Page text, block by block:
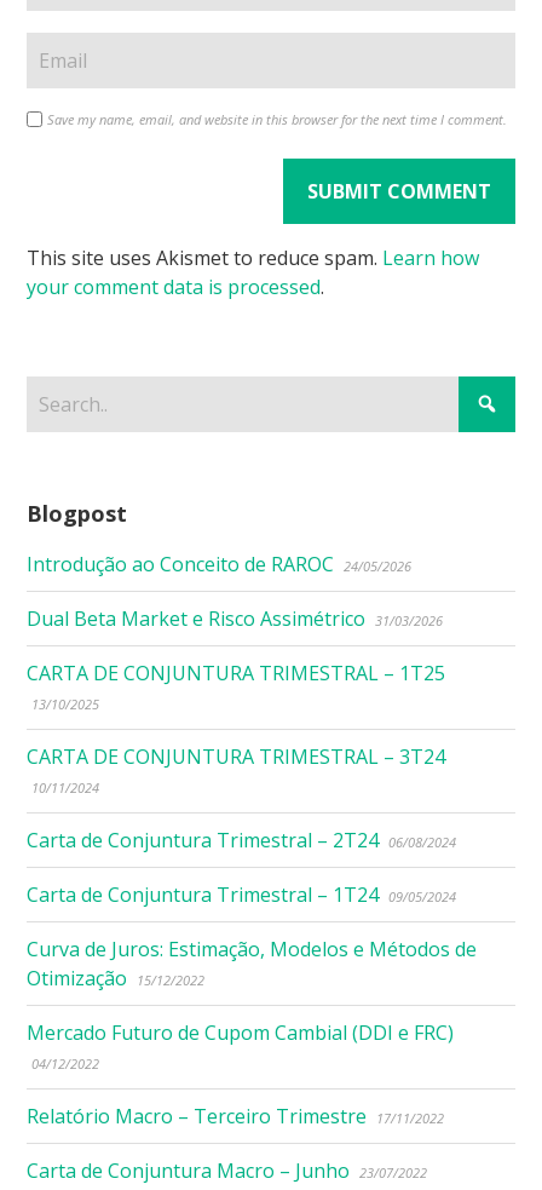
Save my name, email, and website in this browser for the next time I comment.
This site uses Akismet to reduce spam. Learn how
your comment data is processed.
Blogpost
Introdução ao Conceito de RAROC 24/05/2026
Dual Beta Market e Risco Assimétrico 31/03/2026
CARTA DE CONJUNTURA TRIMESTRAL – 1T25
13/10/2025
CARTA DE CONJUNTURA TRIMESTRAL – 3T24
10/11/2024
Carta de Conjuntura Trimestral – 2T24 06/08/2024
Carta de Conjuntura Trimestral – 1T24 09/05/2024
Curva de Juros: Estimação, Modelos e Métodos de
Otimização
15/12/2022
Mercado Futuro de Cupom Cambial (DDI e FRC)
04/12/2022
Relatório Macro – Terceiro Trimestre 17/11/2022
Carta de Conjuntura Macro – Junho 23/07/2022